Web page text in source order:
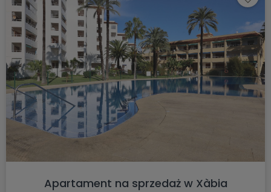
Apartament na sprzedaż w Xàbia